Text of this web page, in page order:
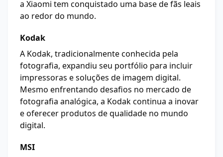
a Xiaomi tem conquistado uma base de fãs leais
ao redor do mundo.
Kodak
A Kodak, tradicionalmente conhecida pela
fotografia, expandiu seu portfólio para incluir
impressoras e soluções de imagem digital.
Mesmo enfrentando desafios no mercado de
fotografia analógica, a Kodak continua a inovar
e oferecer produtos de qualidade no mundo
digital.
MSI